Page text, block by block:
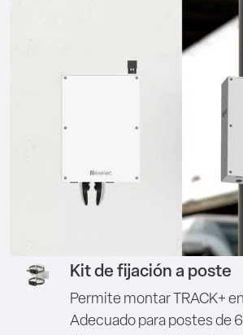
Kit de fijación a poste
Permite montar TRACK+
Adecuado para postes de